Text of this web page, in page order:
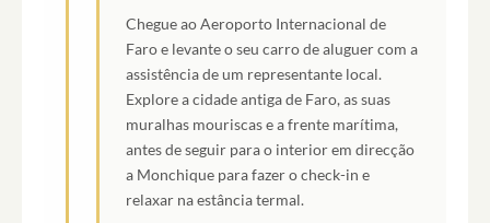
Chegue ao Aeroporto Internacional de
Faro e levante o seu carro de aluguer com a
assistência de um representante local.
Explore a cidade antiga de Faro, as suas
muralhas mouriscas e a frente marítima,
antes de seguir para o interior em direcção
a Monchique para fazer o check-in e
relaxar na estância termal.